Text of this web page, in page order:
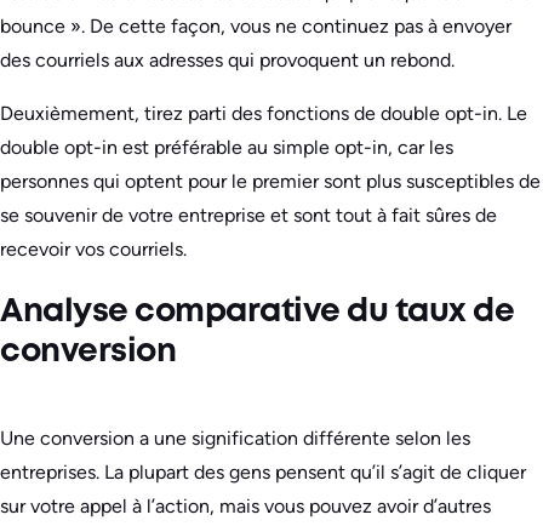
bounce ». De cette façon, vous ne continuez pas à envoyer
des courriels aux adresses qui provoquent un rebond.
Deuxièmement, tirez parti des fonctions de double opt-in. Le
double opt-in est préférable au simple opt-in, car les
personnes qui optent pour le premier sont plus susceptibles de
se souvenir de votre entreprise et sont tout à fait sûres de
recevoir vos courriels.
Analyse comparative du taux de
conversion
Une conversion a une signification différente selon les
entreprises. La plupart des gens pensent qu’il s’agit de cliquer
sur votre appel à l’action, mais vous pouvez avoir d’autres